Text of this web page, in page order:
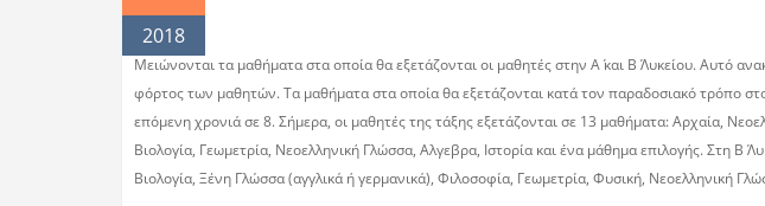
2018
Μειώνονται τα μαθήματα στα οποία θα εξετάζονται οι μαθητές στην Α΄ και Β΄ Λυκείου. Αυτό
φόρτος των μαθητών. Τα μαθήματα στα οποία θα εξετάζονται κατά τον παραδοσιακό τρόπο
επόμενη χρονιά σε 8. Σήμερα, οι μαθητές της τάξης εξετάζονται σε 13 μαθήματα: Αρχαία,
Βιολογία, Γεωμετρία, Νεοελληνική Γλώσσα, Αλγεβρα, Ιστορία και ένα μάθημα επιλογής. Στη
Βιολογία, Ξένη Γλώσσα (αγγλικά ή γερμανικά), Φιλοσοφία, Γεωμετρία, Φυσική, Νεοελληνική